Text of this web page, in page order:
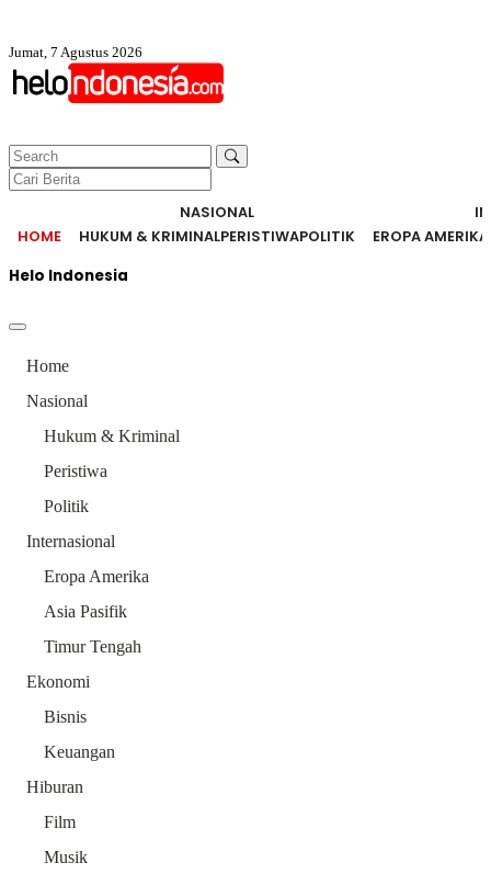
Jumat, 7 Agustus 2026
HOME
NASIONAL
HUKUM & KRIMINALPERISTIWAPOLITIK
EROPA AMERIKA
Helo Indonesia
Home
Nasional
Hukum & Kriminal
Peristiwa
Politik
Internasional
Eropa Amerika
Asia Pasifik
Timur Tengah
Ekonomi
Bisnis
Keuangan
Hiburan
Film
Musik